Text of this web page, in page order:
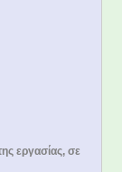
εργασίας, σε